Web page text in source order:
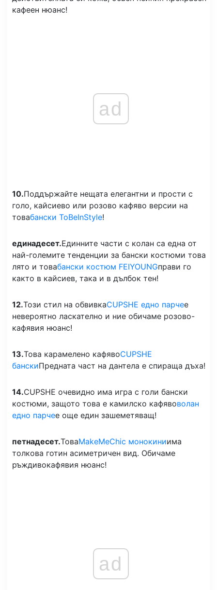
кафеен нюанс!
ad
10.Поддържайте нещата елегантни и прости с
голо, кайсиево или розово кафяво версии на
товабански ToBeInStyle!
единадесет.Единните части с колан са една от
най-големите тенденции за бански костюми това
лято и товабански костюм FEIYOUNGправи го
както в кайсиев, така и в дълбок тен!
12.Този стил на обвивкаCUPSHE едно парчее
невероятно ласкателно и ние обичаме розово-
кафявия нюанс!
13.Това карамелено кафявоCUPSHE
банскиПредната част на дантела е спираща дъха!
14.CUPSHE очевидно има игра с голи бански
костюми, защото това е камилско кафявоволан
едно парчее още един зашеметяващ!
петнадесет.ТоваMakeMeChic монокиниима
толкова готин асиметричен вид. Обичаме
ръждивокафявия нюанс!
ad